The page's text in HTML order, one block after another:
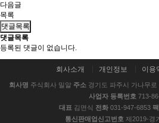
다음글
목록
댓글목록
댓글목록
등록된 댓글이 없습니다.
회사소개 개인정보 이용
회사명 주식회사 밀알 주소 경기도 파주시 가나무
사업자 등록번호 713-
대표 김면식 전화 031-947-6853
통신판매업신고번호 제2019-경